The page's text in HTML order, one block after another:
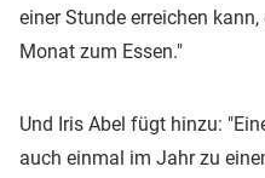
einer Stunde erreichen
Monat zum Essen."
Und Iris Abel fügt hinzu:
auch einmal im Jahr zu